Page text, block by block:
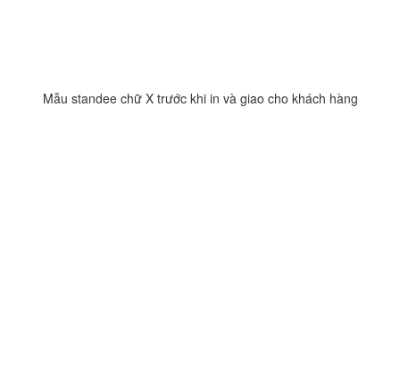
Mẫu standee chữ X trước khi in và giao cho khách hàng